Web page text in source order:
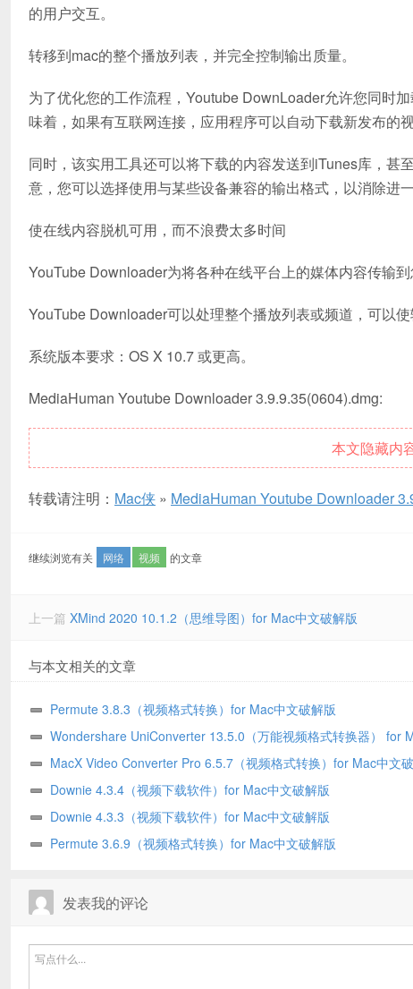
的用户交互。
转移到mac的整个播放列表，并完全控制输出质量。
为了优化您的工作流程，Youtube DownLoader允许您同时
味着，如果有互联网连接，应用程序可以自动下载新发布的视
同时，该实用工具还可以将下载的内容发送到iTunes库，
意，您可以选择使用与某些设备兼容的输出格式，以消除进
使在线内容脱机可用，而不浪费太多时间
YouTube Downloader为将各种在线平台上的媒体内容传输
YouTube Downloader可以处理整个播放列表或频道，可以
系统版本要求：OS X 10.7 或更高。
MediaHuman Youtube Downloader 3.9.9.35(0604).dmg:
本文隐藏内
转载请注明： Mac侠 » MediaHuman Youtube Downloader
继续浏览有关 网络 视频 的文章
上一篇 XMind 2020 10.1.2（思维导图）for Mac中文破解版
与本文相关的文章
Permute 3.8.3（视频格式转换）for Mac中文破解版
Wondershare UniConverter 13.5.0（万能视频格式转换器） for
文破解版
MacX Video Converter Pro 6.5.7（视频格式转换）for Mac中文
版 Downie 4.3.4（视频下载软件）for Mac中文破解版
Downie 4.3.3（视频下载软件）for Mac中文破解版
Permute 3.6.9（视频格式转换）for Mac中文破解版
发表我的评论